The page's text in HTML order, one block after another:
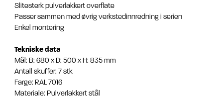
Slitesterk pulverlakkert overflate
Passer sammen med øvrig verkstedinnredning i serien
Enkel montering
Tekniske data
Mål: B: 680 x D: 500 x H: 835 mm
Antall skuffer: 7 stk
Farge: RAL 7016
Materiale: Pulverlakkert stål